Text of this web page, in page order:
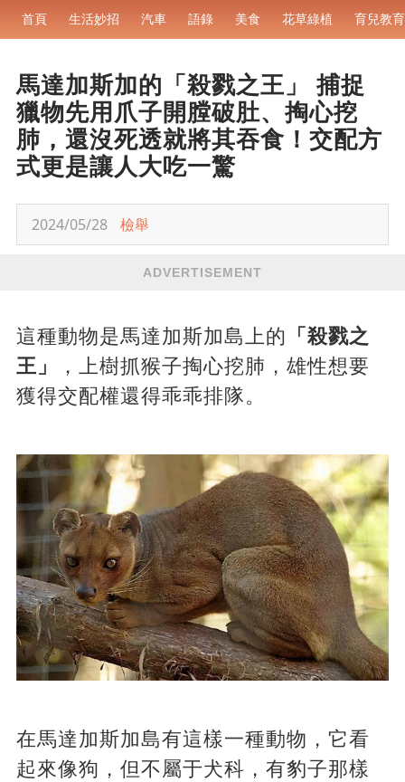
首頁 生活妙招 汽車 語錄 美食 花草綠植 育兒教育
馬達加斯加的「殺戮之王」 捕捉
獵物先用爪子開膛破肚、掏心挖
肺，還沒死透就將其吞食！交配方
式更是讓人大吃一驚
2024/05/28 檢舉
ADVERTISEMENT
這種動物是馬達加斯加島上的
「殺戮之
王」
，上樹抓猴子掏心挖肺，雄性想要
獲得交配權還得乖乖排隊。
在馬達加斯加島有這樣一種動物，它看
起來像狗，但不屬于犬科，有豹子那樣